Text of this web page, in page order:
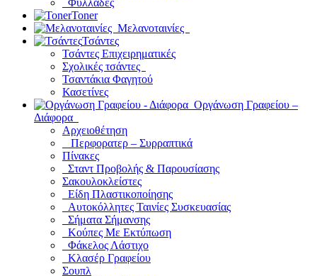
Φυλλάδες
Toner
Μελανοταινίες
Τσάντες
Τσάντες Επιχειρηματικές
Σχολικές τσάντες
Τσαντάκια Φαγητού
Κασετίνες
Οργάνωση Γραφείου –
Διάφορα
Αρχειοθέτηση
Περφορατερ – Συρραπτικά
Πίνακες
Σταντ Προβολής & Παρουσίασης
Σακουλοκλείστες
Είδη Πλαστικοποίησης
Αυτοκόλλητες Ταινίες Συσκευασίας
Σήματα Σήμανσης
Κούπες Με Εκτύπωση
Φάκελος Λάστιχο
Κλασέρ Γραφείου
Σουπλ